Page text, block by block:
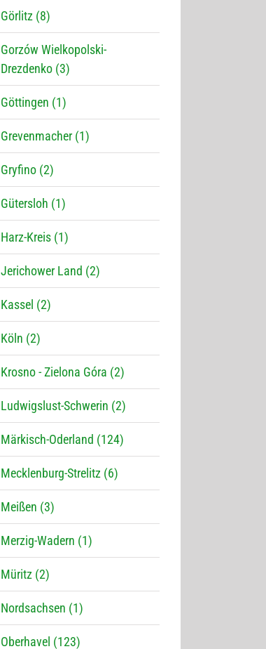
Görlitz (8)
Gorzów Wielkopolski-
Drezdenko (3)
Göttingen (1)
Grevenmacher (1)
Gryfino (2)
Gütersloh (1)
Harz-Kreis (1)
Jerichower Land (2)
Kassel (2)
Köln (2)
Krosno - Zielona Góra (2)
Ludwigslust-Schwerin (2)
Märkisch-Oderland (124)
Mecklenburg-Strelitz (6)
Meißen (3)
Merzig-Wadern (1)
Müritz (2)
Nordsachsen (1)
Oberhavel (123)